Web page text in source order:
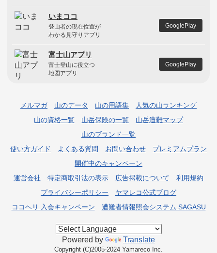
いまココ
登山者の現在位置が
わかる見守りアプリ
GooglePlay
富士山アプリ
富士登山に役立つ
地図アプリ
GooglePlay
メルマガ 山のデータ 山の用語集
人気の山ランキング
山の資格一覧
山岳保険の一覧
山岳遭難マップ
山のブランド一覧
使い方ガイド
よくある質問 お問い合わせ
プレミアムプラン
開催中のキャンペーン
運営会社
特定商取引法の表示 広告掲載について
利用規約
プライバシーポリシー
ヤマレコ公式ブログ
ココヘリ 入会キャンペーン
遭難者情報照会システム SAGASU
Powered by Translate
Copyright (C)2005-2024 Yamareco Inc.